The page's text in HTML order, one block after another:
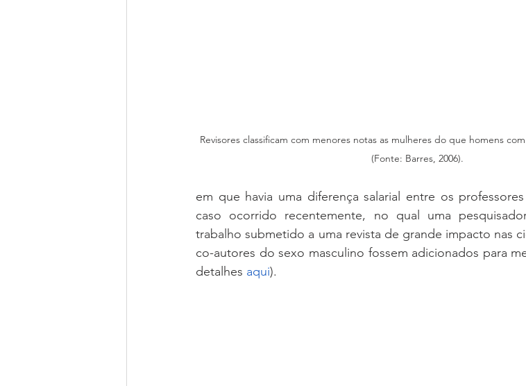
Revisores classificam com menores notas as mulheres do que homens
(Fonte: Barres, 2006).
em que havia uma diferença salarial entre os
caso ocorrido recentemente, no qual uma
trabalho submetido a uma revista de grande impacto nas
co-autores do sexo masculino fossem adicionados para
detalhes aqui).